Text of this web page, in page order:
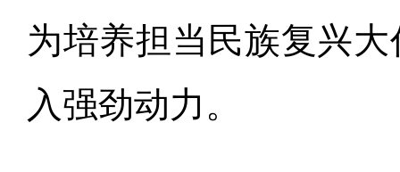
为培养担当民族复兴
入强劲动力。